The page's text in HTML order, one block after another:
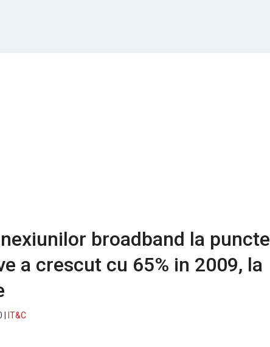
broadband la puncte
a crescut cu 65% in 2009, la
IT&C